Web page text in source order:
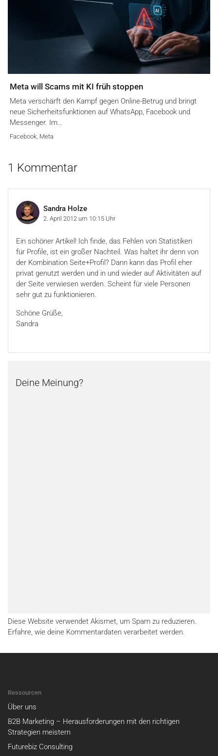
Meta will Scams mit KI früh stoppen
Meta verschärft den Kampf gegen Online-Betrug und bringt
neue Sicherheitsfunktionen auf WhatsApp, Facebook und
Messenger. Im…
Facebook Meta
1 Kommentar
Sandra Holze
2. April 2012 um 10:15 Uhr
Ein schöner Artikel! Ich finde, das Fehlen von Statistiken
für Profile, ist ein großer Nachteil. Was haltet ihr denn von
der Kombination Seite+Profil? Dann kann das Profil eher
privat genutzt werden und in und wieder auf Aktivitäten auf
der Seite verwiesen werden. Scheint für viele Personen
sehr gut zu funktionieren.
Schöne Grüße,
Sandra
Deine Meinung?
Diese Website verwendet Akismet, um Spam zu reduzieren.
Erfahre, wie deine Kommentardaten verarbeitet werden.
Ressourcen
Über uns
B2B Marketing – Herausforderungen mit den richtigen
Strategien meistern
Futurebiz Consulting